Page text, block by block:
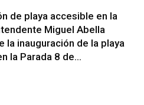
de playa accesible en la
Miguel Abella
la inauguración de la playa
la Parada 8 de...